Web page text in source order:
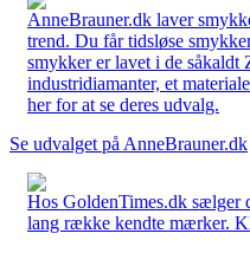
AnneBrauner.dk laver
trend. Du får tidsløse
smykker er lavet i de såkaldt
industridiamanter, et
her for at se deres udvalg.
Se udvalget på AnneBrauner.dk
Hos GoldenTimes.dk sælger
lang række kendte mærker.